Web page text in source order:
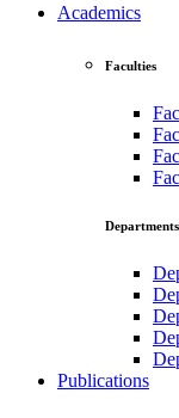
Academics
Faculties
Departments
Publications